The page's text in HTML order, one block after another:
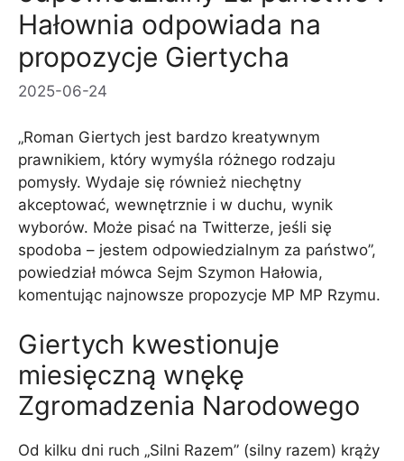
Hałownia odpowiada na
propozycje Giertycha
2025-06-24
„Roman Giertych jest bardzo kreatywnym
prawnikiem, który wymyśla różnego rodzaju
pomysły. Wydaje się również niechętny
akceptować, wewnętrznie i w duchu, wynik
wyborów. Może pisać na Twitterze, jeśli się
spodoba – jestem odpowiedzialnym za państwo”,
powiedział mówca Sejm Szymon Hałowia,
komentując najnowsze propozycje MP MP Rzymu.
Giertych kwestionuje
miesięczną wnękę
Zgromadzenia Narodowego
Od kilku dni ruch „Silni Razem” (silny razem) krąży